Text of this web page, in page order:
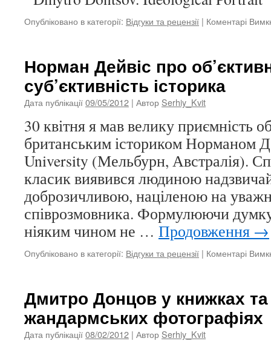
Опубліковано в категорії: Відгуки та рецензії | Коментарі
Норман Дейвіс про
суб’єктивність історика
Дата публікації09/05/2012 | Автор Serhiy_Kvit
30 квітня я мав велику приємність
британським істориком Норманом
University (Мельбурн, Австралія).
класик виявився людиною
доброзичливою, націленою на
співрозмовника. Формулюючи
ніяким чином не … Продовження →
Опубліковано в категорії: Відгуки та рецензії | Коментарі
Дмитро Донцов у книжках та
жандармських фотографіях
Дата публікації08/02/2012 | Автор Serhiy_Kvit